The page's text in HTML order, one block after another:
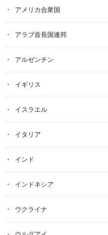
アメリカ合衆国
アラブ首長国連邦
アルゼンチン
イギリス
イスラエル
イタリア
インド
インドネシア
ウクライナ